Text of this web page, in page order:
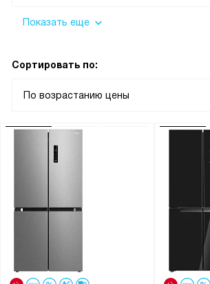
Показать еще
Сортировать по:
По возрастанию цены